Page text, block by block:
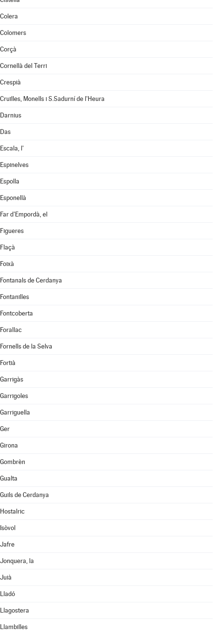
Colera
Colomers
Corçà
Cornellà del Terri
Crespià
Cruïlles, Monells i S.Sadurní de l'Heura
Darnius
Das
Escala, l'
Espinelves
Espolla
Esponellà
Far d'Empordà, el
Figueres
Flaçà
Foixà
Fontanals de Cerdanya
Fontanilles
Fontcoberta
Forallac
Fornells de la Selva
Fortià
Garrigàs
Garrigoles
Garriguella
Ger
Girona
Gombrèn
Gualta
Guils de Cerdanya
Hostalric
Isòvol
Jafre
Jonquera, la
Juià
Lladó
Llagostera
Llambilles